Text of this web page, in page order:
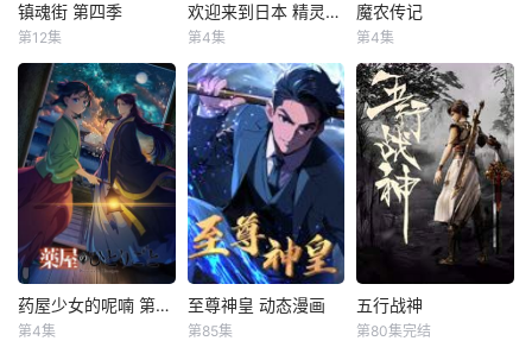
镇魂街 第四季
图特哈蒙
曹焱兵一行因芦花
古楼的覆灭被皇甫
龙斗领导的天罡龙
棋将栽赃嫁祸，全
员受到灵域的通
缉，在经过“天武
街”和“风雷街”时，
他们分别遭遇了王
国组织的第三骑士
红莲与第十骑士凯
镇魂街 第四季
第12集
欢迎来到日本 精灵小姐
内山夕实
エルフさんは日本
の文化に興味
津々!?
欢迎来到日本 精灵小姐
第4集
魔农传记
游戏 魔农传记 动画
化决定！
魔农传记
第4集
药屋少女的呢喃 第二季 药屋少女的呢喃 第二季
第4集
至尊神皇 动态漫画
至尊神皇 动态漫画
第85集
五行战神
五行战神
第80集完结